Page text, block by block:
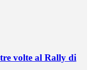
volte al Rally di